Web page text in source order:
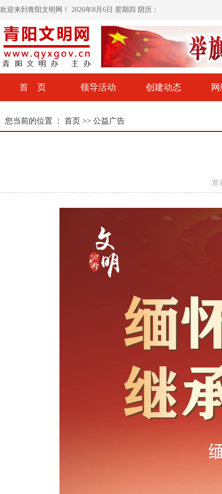
欢迎来到青阳文明网！ 2026年8月6日 星期四 阴历：
首 页 领导活动 创建动态
您当前的位置 ： 首页 >> 公益广告
发